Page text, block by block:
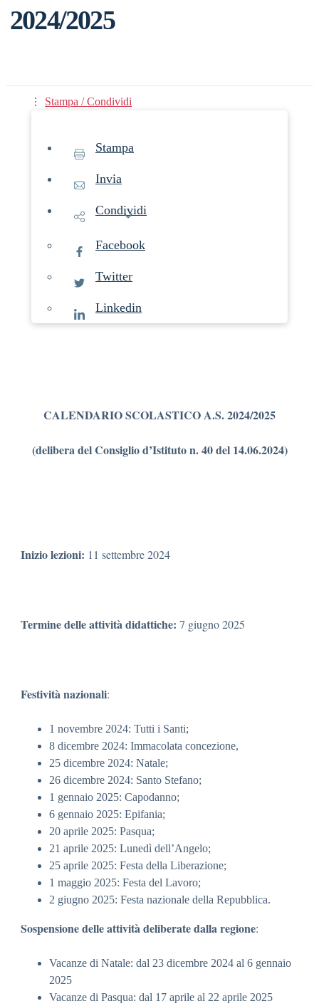
2024/2025
Stampa / Condividi
Stampa
Invia
Condividi
Facebook
Twitter
Linkedin
CALENDARIO SCOLASTICO A.S. 2024/2025
(delibera del Consiglio d’Istituto n. 40 del 14.06.2024)
Inizio lezioni: 11 settembre 2024
Termine delle attività didattiche: 7 giugno 2025
Festività nazionali:
1 novembre 2024: Tutti i Santi;
8 dicembre 2024: Immacolata concezione,
25 dicembre 2024: Natale;
26 dicembre 2024: Santo Stefano;
1 gennaio 2025: Capodanno;
6 gennaio 2025: Epifania;
20 aprile 2025: Pasqua;
21 aprile 2025: Lunedì dell’Angelo;
25 aprile 2025: Festa della Liberazione;
1 maggio 2025: Festa del Lavoro;
2 giugno 2025: Festa nazionale della Repubblica.
Sospensione delle attività deliberate dalla regione:
Vacanze di Natale: dal 23 dicembre 2024 al 6 gennaio
2025
Vacanze di Pasqua: dal 17 aprile al 22 aprile 2025